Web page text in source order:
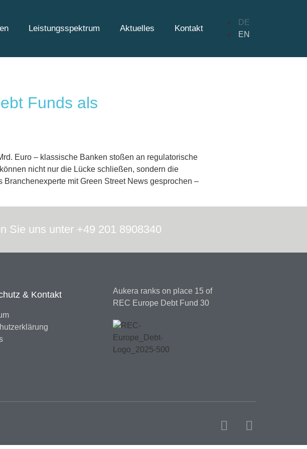
Leistungsspektrum Aktuelles Kontakt
DE
EN
Funds als
Euro – klassische Banken stoßen an regulatorische
nicht nur die Lücke schließen, sondern die
mit Green Street News gesprochen –
Sie uns unter +49 201 8908340
& Kontakt Aukera ranks on place 15 of
REC Europe Debt Fund 30